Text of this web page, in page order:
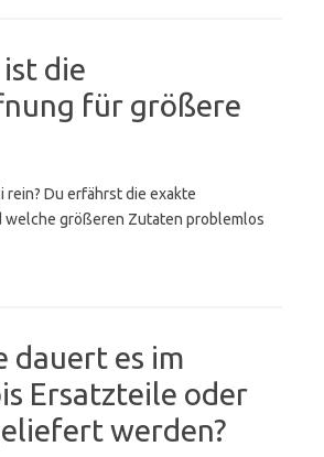
die
für größere
rein? Du erfährst die exakte
größeren Zutaten problemlos
dauert es im
Ersatzteile oder
werden?